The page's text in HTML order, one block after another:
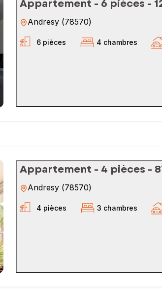
Appartement - 6 pièces -
Andresy (78570)
6 pièces 4 chambres
Appartement - 4 pièces -
Andresy (78570)
4 pièces 3 chambres